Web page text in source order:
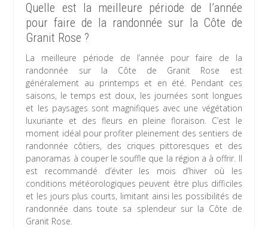
Quelle est la meilleure période de l’année
pour faire de la randonnée sur la Côte de
Granit Rose ?
La meilleure période de l’année pour faire de la
randonnée sur la Côte de Granit Rose est
généralement au printemps et en été. Pendant ces
saisons, le temps est doux, les journées sont longues
et les paysages sont magnifiques avec une végétation
luxuriante et des fleurs en pleine floraison. C’est le
moment idéal pour profiter pleinement des sentiers de
randonnée côtiers, des criques pittoresques et des
panoramas à couper le souffle que la région a à offrir. Il
est recommandé d’éviter les mois d’hiver où les
conditions météorologiques peuvent être plus difficiles
et les jours plus courts, limitant ainsi les possibilités de
randonnée dans toute sa splendeur sur la Côte de
Granit Rose.